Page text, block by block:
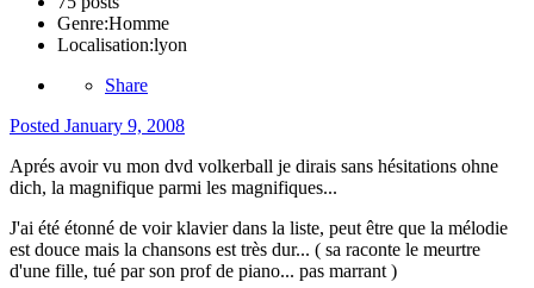
Genre:Homme
Localisation:lyon
Share
Posted January 9, 2008
Aprés avoir vu mon dvd volkerball je dirais sans hésitations ohne
dich, la magnifique parmi les magnifiques...
J'ai été étonné de voir klavier dans la liste, peut être que la mélodie
est douce mais la chansons est très dur... ( sa raconte le meurtre
d'une fille, tué par son prof de piano... pas marrant )